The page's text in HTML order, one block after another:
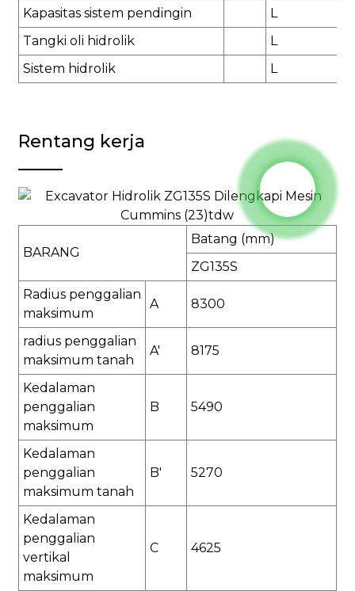
Kapasitas sistem pendingin
L
Tangki oli hidrolik
L
Sistem hidrolik
L
Rentang kerja
BARANG
Batang (mm)
ZG135S
Radius penggalian
maksimum
A 8300
radius penggalian
maksimum tanah
A' 8175
Kedalaman
penggalian
maksimum
B 5490
Kedalaman
penggalian
maksimum tanah
B' 5270
Kedalaman
penggalian
vertikal
maksimum
C 4625